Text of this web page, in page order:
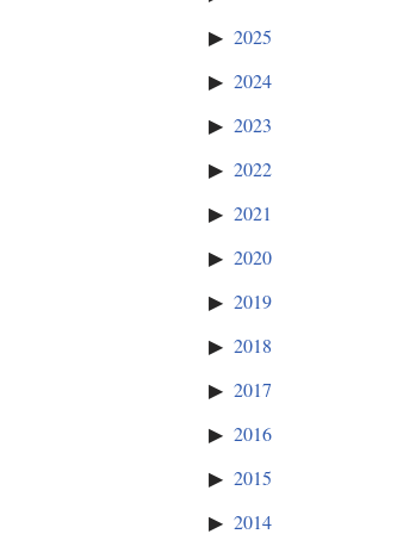
2025
2024
2023
2022
2021
2020
2019
2018
2017
2016
2015
2014